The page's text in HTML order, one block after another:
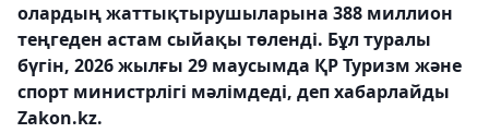
олардың жаттықтырушыларына 388 миллион
теңгеден астам сыйақы төленді. Бұл туралы
бүгін, 2026 жылғы 29 маусымда ҚР Туризм және
спорт министрлігі мәлімдеді, деп хабарлайды
Zakon.kz.